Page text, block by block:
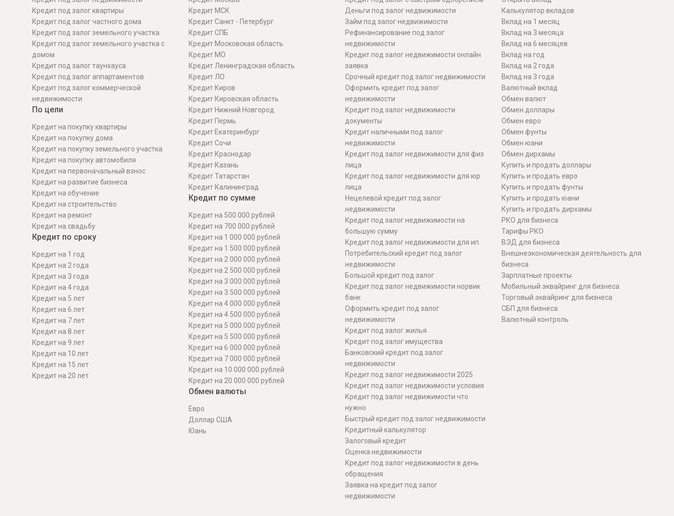
Кредит под залог квартиры
Кредит под залог частного дома
Кредит под залог земельного участка
Кредит под залог земельного участка с
домом
Кредит под залог таунхауса
Кредит под залог аппартаментов
Кредит под залог коммерческой
недвижимости
По цели
Кредит на покупку квартиры
Кредит на покупку дома
Кредит на покупку земельного участка
Кредит на покупку автомобиля
Кредит на первоначальный взнос
Кредит на развитие бизнеса
Кредит на обучение
Кредит на строительcтво
Кредит на ремонт
Кредит на свадьбу
Кредит по сроку
Кредит на 1 год
Кредит на 2 года
Кредит на 3 года
Кредит на 4 года
Кредит на 5 лет
Кредит на 6 лет
Кредит на 7 лет
Кредит на 8 лет
Кредит на 9 лет
Кредит на 10 лет
Кредит на 15 лет
Кредит на 20 лет
Кредит МСК
Кредит Санкт - Петербург
Кредит СПБ
Кредит Московская область
Кредит МО
Кредит Ленинградская область
Кредит ЛО
Кредит Киров
Кредит Кировская область
Кредит Нижний Новгород
Кредит Пермь
Кредит Екатеринбург
Кредит Сочи
Кредит Краснодар
Кредит Казань
Кредит Татарстан
Кредит Калининград
Кредит по сумме
Кредит на 500 000 рублей
Кредит на 700 000 рублей
Кредит на 1 000 000 рублей
Кредит на 1 500 000 рублей
Кредит на 2 000 000 рублей
Кредит на 2 500 000 рублей
Кредит на 3 000 000 рублей
Кредит на 3 500 000 рублей
Кредит на 4 000 000 рублей
Кредит на 4 500 000 рублей
Кредит на 5 000 000 рублей
Кредит на 5 500 000 рублей
Кредит на 6 000 000 рублей
Кредит на 7 000 000 рублей
Кредит на 10 000 000 рублей
Кредит на 20 000 000 рублей
Обмен валюты
Евро
Доллар США
Юань
Деньги под залог недвижимости
Займ под залог недвижимости
Рефинансирование под залог
недвижимости
Кредит под залог недвижимости онлайн
заявка
Срочный кредит под залог недвижимости
Оформить кредит под залог
недвижимости
Кредит под залог недвижимости
документы
Кредит наличными под залог
недвижимости
Кредит под залог недвижимости для физ
лица
Кредит под залог недвижимости для юр
лица
Нецелевой кредит под залог
недвижимости
Кредит под залог недвижимости на
большую сумму
Кредит под залог недвижимости для ип
Потребительский кредит под залог
недвижимости
Большой кредит под залог
Кредит под залог недвижимости норвик
банк
Оформить кредит под залог
недвижимости
Кредит под залог жилья
Кредит под залог имущества
Банковский кредит под залог
недвижимости
Кредит под залог недвижимости 2025
Кредит под залог недвижимости условия
Кредит под залог недвижимости что
нужно
Быстрый кредит под залог недвижимости
Кредитный калькулятор
Залоговый кредит
Оценка недвижимости
Кредит под залог недвижимости в день
обращения
Заявка на кредит под залог
недвижимости
Калькулятор вкладов
Вклад на 1 месяц
Вклад на 3 месяца
Вклад на 6 месяцев
Вклад на год
Вклад на 2 года
Вклад на 3 года
Валютный вклад
Обмен валют
Обмен доллары
Обмен евро
Обмен фунты
Обмен юани
Обмен дирхамы
Купить и продать доллары
Купить и продать евро
Купить и продать фунты
Купить и продать юани
Купить и продать дирхамы
РКО для бизнеса
Тарифы РКО
ВЭД для бизнеса
Внешнеэкономическая деятельность для
бизнеса
Зарплатные проекты
Мобильный эквайринг для бизнеса
Торговый эквайринг для бизнеса
СБП для бизнеса
Валютный контроль